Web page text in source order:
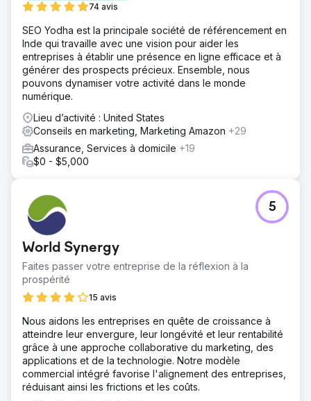
74 avis
SEO Yodha est la principale société de référencement en
Inde qui travaille avec une vision pour aider les
entreprises à établir une présence en ligne efficace et à
générer des prospects précieux. Ensemble, nous
pouvons dynamiser votre activité dans le monde
numérique.
Lieu d’activité : United States
Conseils en marketing, Marketing Amazon +29
Assurance, Services à domicile +19
$0 - $5,000
World Synergy
Faites passer votre entreprise de la réflexion à la
prospérité
15 avis
5
Nous aidons les entreprises en quête de croissance à
atteindre leur envergure, leur longévité et leur rentabilité
grâce à une approche collaborative du marketing, des
applications et de la technologie. Notre modèle
commercial intégré favorise l'alignement des entreprises,
réduisant ainsi les frictions et les coûts.